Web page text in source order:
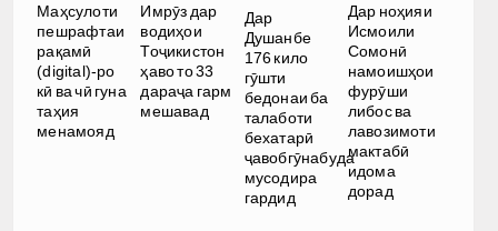
Маҳсулоти
пешрафтаи
рақамӣ
(digital)-ро
кӣ ва чӣ гуна
таҳия
менамояд
Имрӯз дар
водиҳои
Тоҷикистон
ҳаво то 33
дараҷа гарм
мешавад
Дар
Душанбе
176 кило
гӯшти
бедонаи ба
талаботи
бехатарӣ
ҷавобгӯнабуда
мусодира
гардид
Дар ноҳияи
Исмоили
Сомонӣ
намоишҳои
фурӯши
либос ва
лавозимоти
мактабӣ
идома
дорад